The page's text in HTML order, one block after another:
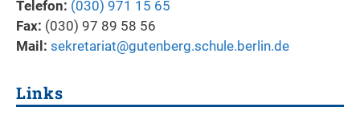
Telefon: (030) 971 15 65
Fax: (030) 97 89 58 56
Mail: sekretariat@gutenberg.schule.berlin.de
Links